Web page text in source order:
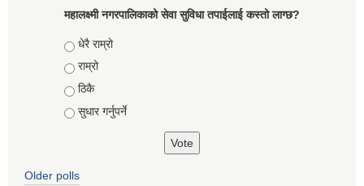
महालक्ष्मी नगरपालिकाको सेवा सुविधा तपाईलाई कस्तो लाग्छ?
Choices
धेरै राम्रो
राम्रो
ठिकै
सुधार गर्नुपर्ने
Older polls